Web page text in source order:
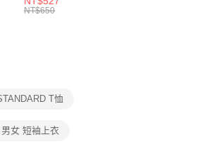
仍視為有效，需透過AFTEE
，並將交易相關給付款項請
：
長統襪
NT$650
T恤
男女 短袖上衣